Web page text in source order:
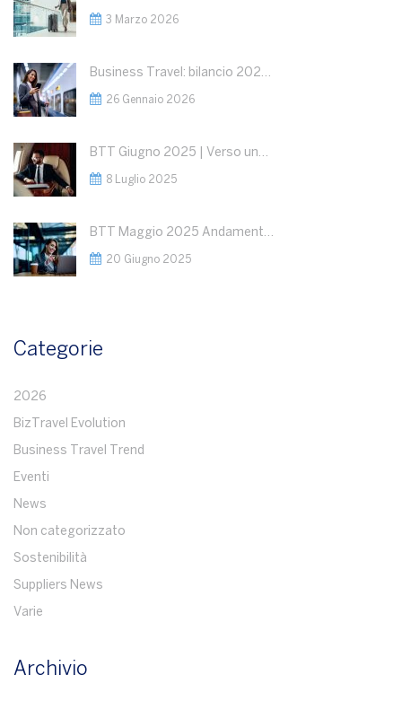
3 Marzo 2026
Business Travel: bilancio 2025 e outlook 2026
26 Gennaio 2026
BTT Giugno 2025 | Verso una Nuova Fase del Business Travel: Segnali Positivi, ma la Geopolitica Detterà le Regole del Gioco
8 Luglio 2025
BTT Maggio 2025 Andamento del Business Travel : Razionalizzazione della spesa a fronte di volumi stabili
20 Giugno 2025
Categorie
2026
BizTravel Evolution
Business Travel Trend
Eventi
News
Non categorizzato
Sostenibilità
Suppliers News
Varie
Archivio